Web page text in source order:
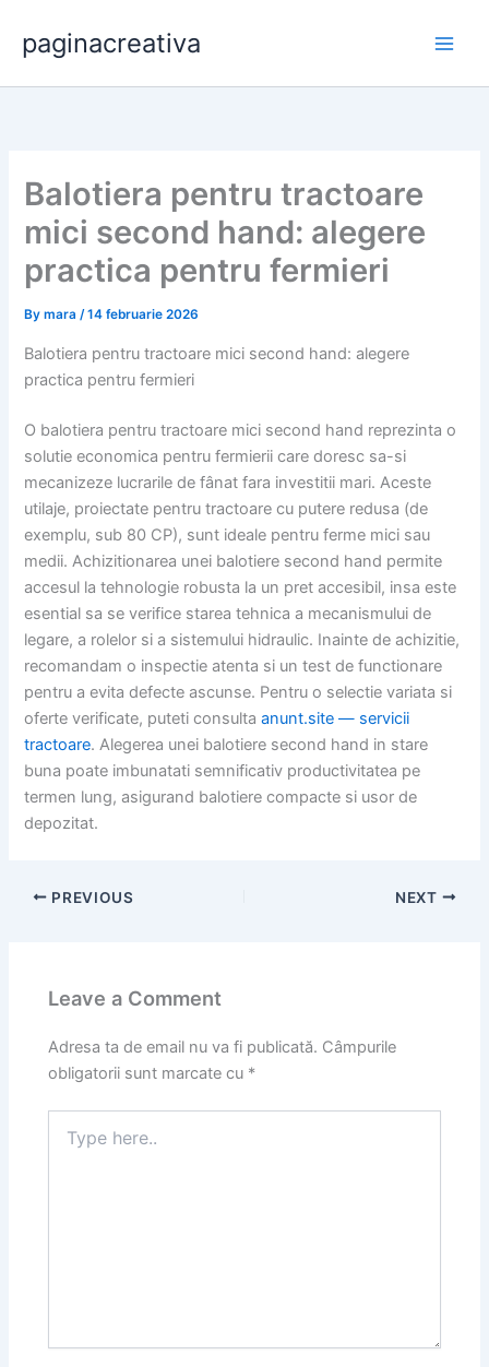
content
paginacreativa
Balotiera pentru tractoare
mici second hand: alegere
practica pentru fermieri
Bymara/14 februarie 2026
Balotiera pentru tractoare mici second hand: alegere
practica pentru fermieri
O balotiera pentru tractoare mici second hand reprezinta o
solutie economica pentru fermierii care doresc sa-si
mecanizeze lucrarile de fânat fara investitii mari. Aceste
utilaje, proiectate pentru tractoare cu putere redusa (de
exemplu, sub 80 CP), sunt ideale pentru ferme mici sau
medii. Achizitionarea unei balotiere second hand permite
accesul la tehnologie robusta la un pret accesibil, insa este
esential sa se verifice starea tehnica a mecanismului de
legare, a rolelor si a sistemului hidraulic. Inainte de achizitie,
recomandam o inspectie atenta si un test de functionare
pentru a evita defecte ascunse. Pentru o selectie variata si
oferte verificate, puteti consultaanunt.site — servicii
tractoare. Alegerea unei balotiere second hand in stare
buna poate imbunatati semnificativ productivitatea pe
termen lung, asigurand balotiere compacte si usor de
depozitat.
PREVIOUS NEXT
Leave a Comment
Adresa ta de email nu va fi publicată. Câmpurile
obligatorii sunt marcate cu *
here..